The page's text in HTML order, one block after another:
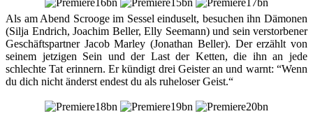
Als am Abend Scrooge im Sessel einduselt, besuchen ihn Dämonen
(Silja Endrich, Joachim Beller, Elly Seemann) und sein verstorbener
Geschäftspartner Jacob Marley (Jonathan Beller). Der erzählt von
seinem jetzigen Sein und der Last der Ketten, die ihn an jede
schlechte Tat erinnern. Er kündigt drei Geister an und warnt: “Wenn
du dich nicht änderst endest du als ruheloser Geist.“